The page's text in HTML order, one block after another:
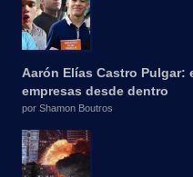
Aarón Elías Castro
empresas desde dentro
por Shamon Boutros